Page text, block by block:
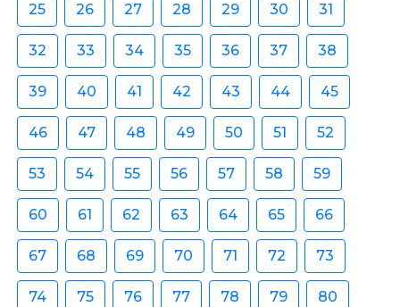
25 26 27 28 29 30 31
32 33 34 35 36 37 38
39 40 41 42 43 44 45
46 47 48 49 50 51 52
53 54 55 56 57 58 59
60 61 62 63 64 65 66
67 68 69 70 71 72 73
74 75 76 77 78 79 80